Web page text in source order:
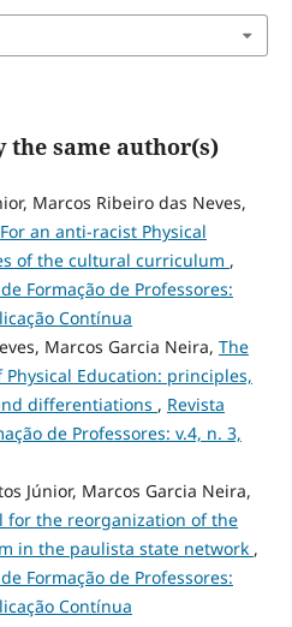
the same author(s)
Marcos Ribeiro das Neves,
For an anti-racist Physical
of the cultural curriculum ,
Formação de Professores:
Contínua
Marcos Garcia Neira, The
Education: principles,
differentiations , Revista
de Professores: v.4, n. 3,
Júnior, Marcos Garcia Neira,
for the reorganization of the
in the paulista state network ,
Formação de Professores:
Contínua